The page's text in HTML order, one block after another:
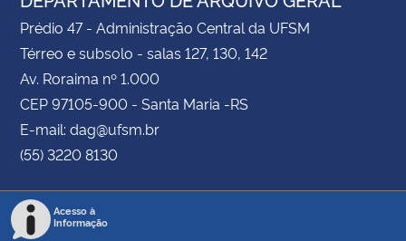
Prédio 47 - Administração Central da UFSM
Térreo e subsolo - salas 127, 130, 142
Av. Roraima nº 1.000
CEP 97105-900 - Santa Maria -RS
E-mail: dag@ufsm.br
(55) 3220 8130
Acesso à
Informação